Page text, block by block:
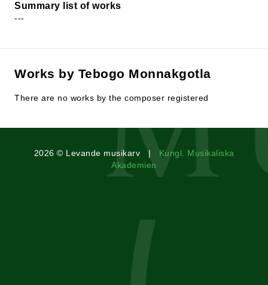
Summary list of works
---
Works by Tebogo Monnakgotla
There are no works by the composer registered
2026 © Levande musikarv | Kungl. Musikaliska
Akademien